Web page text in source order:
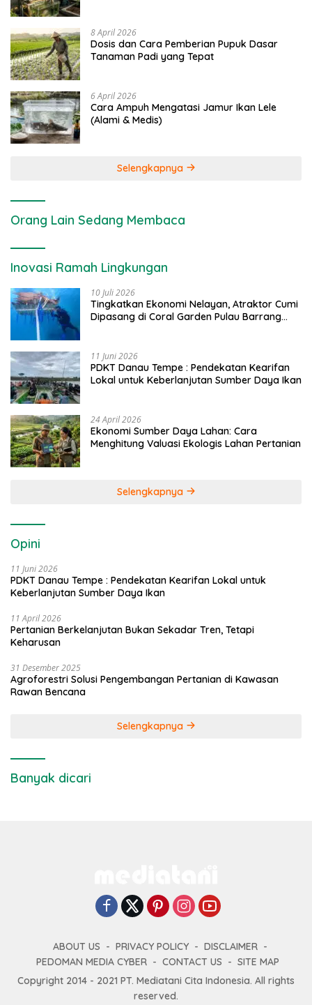
8 April 2026
Dosis dan Cara Pemberian Pupuk Dasar
Tanaman Padi yang Tepat
6 April 2026
Cara Ampuh Mengatasi Jamur Ikan Lele
(Alami & Medis)
Selengkapnya
Orang Lain Sedang Membaca
Inovasi Ramah Lingkungan
10 Juli 2026
Tingkatkan Ekonomi Nelayan, Atraktor Cumi
Dipasang di Coral Garden Pulau Barrang
11 Juni 2026
PDKT Danau Tempe : Pendekatan Kearifan
Lokal untuk Keberlanjutan Sumber Daya Ikan
24 April 2026
Ekonomi Sumber Daya Lahan: Cara
Menghitung Valuasi Ekologis Lahan Pertanian
Selengkapnya
Opini
11 Juni 2026
PDKT Danau Tempe : Pendekatan Kearifan Lokal untuk
Keberlanjutan Sumber Daya Ikan
11 April 2026
Pertanian Berkelanjutan Bukan Sekadar Tren, Tetapi
Keharusan
31 Desember 2025
Agroforestri Solusi Pengembangan Pertanian di Kawasan
Rawan Bencana
Selengkapnya
Banyak dicari
ABOUT US PRIVACY POLICY
DISCLAIMER
PEDOMAN MEDIA CYBER
CONTACT US
SITE MAP
Copyright 2014 - 2021 PT. Mediatani Cita Indonesia. All rights
reserved.